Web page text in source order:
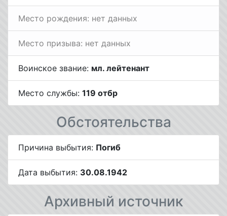
Место рождения: нет данных
Место призыва: нет данных
Воинское звание: мл. лейтенант
Место службы: 119 отбр
Обстоятельства
Причина выбытия: Погиб
Дата выбытия: 30.08.1942
Архивный источник